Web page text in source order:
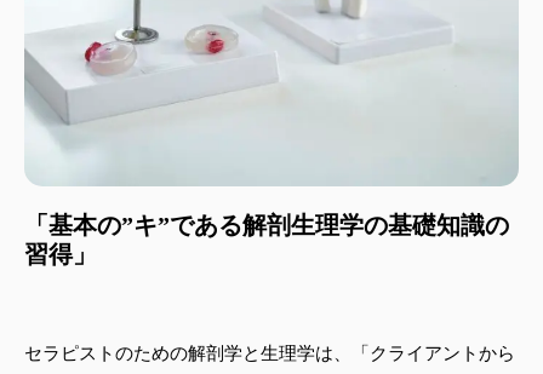
「基本の”キ”である解剖生理学の基礎知識の
習得」
セラピストのための解剖学と生理学は、「クライアントから